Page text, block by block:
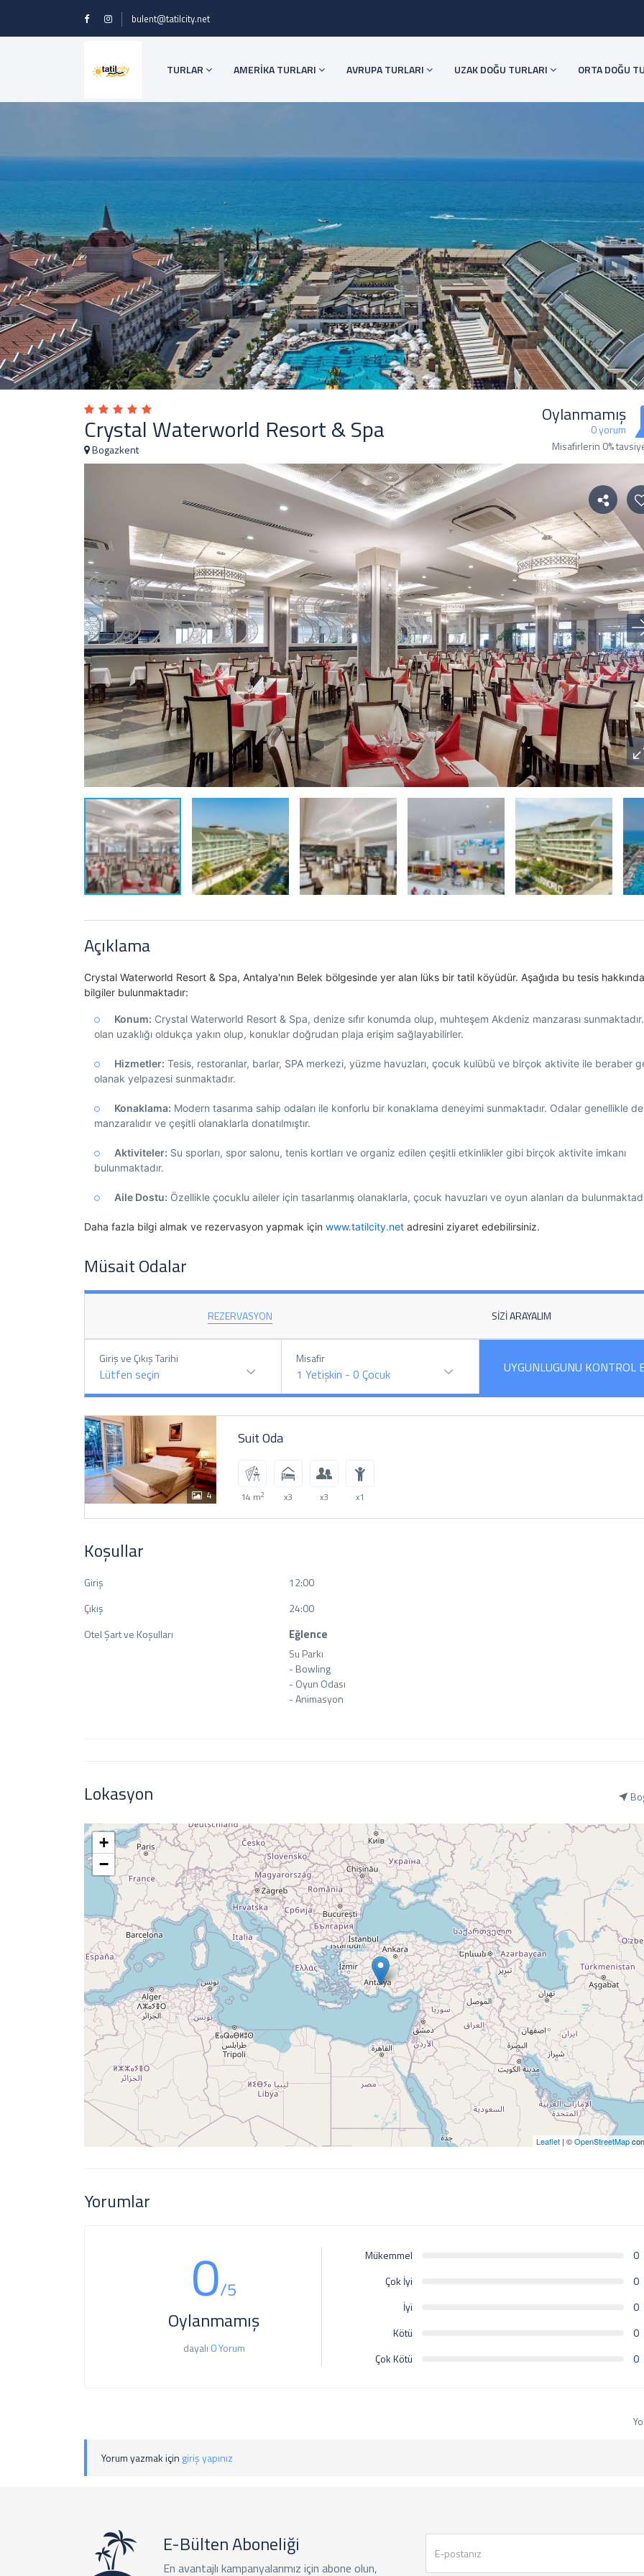
bulent@tatilcity.net
TURLAR AMERİKA TURLARI AVRUPA TURLARI UZAK DOĞU TURLARI ORTA DOĞU
Crystal Waterworld Resort & Spa
Bogazkent
Oylanmamış
0 yorum
Misafirlerin 0%
Açıklama
Crystal Waterworld Resort & Spa, Antalya'nın Belek bölgesinde yer alan lüks bir tatil köyüdür. Aşağıda bu tesis
bilgiler bulunmaktadır:
Konum: Crystal Waterworld Resort & Spa, denize sıfır konumda olup, muhteşem Akdeniz manzarası
olan uzaklığı oldukça yakın olup, konuklar doğrudan plaja erişim sağlayabilirler.
Hizmetler: Tesis, restoranlar, barlar, SPA merkezi, yüzme havuzları, çocuk kulübü ve birçok aktivite ile beraber
olanak yelpazesi sunmaktadır.
Konaklama: Modern tasarıma sahip odaları ile konforlu bir konaklama deneyimi sunmaktadır. Odalar genellikle
manzaralıdır ve çeşitli olanaklarla donatılmıştır.
Aktiviteler: Su sporları, spor salonu, tenis kortları ve organiz edilen çeşitli etkinlikler gibi birçok aktivite imkanı
bulunmaktadır.
Aile Dostu: Özellikle çocuklu aileler için tasarlanmış olanaklarla, çocuk havuzları ve oyun alanları da
Daha fazla bilgi almak ve rezervasyon yapmak için www.tatilcity.net adresini ziyaret edebilirsiniz.
Müsait Odalar
REZERVASYON SIZI ARAYALIM
Giriş ve Çıkış Tarihi
Lütfen seçin
Misafir
1Yetişkin -0Çocuk UYGUNLUGUNU KONTROL
4
Suit Oda
14 m2 x3 x3 x1
Koşullar
Giriş
12:00
Çıkış
24:00
Otel Şart ve Koşulları
Eğlence
Su Parkı
- Bowling
- Oyun Odası
- Animasyon
Lokasyon
+
−
Leaflet | ©OpenStreetMap
Yorumlar
0/5
Oylanmamış
dayalı 0 Yorum
Mükemmel
0
Çok İyi
0
İyi
0
Kötü
0
Çok Kötü
0
Yorum yazmak için giriş yapınız
E-Bülten Aboneliği
En avantajlı kampanyalarımız için abone olun,